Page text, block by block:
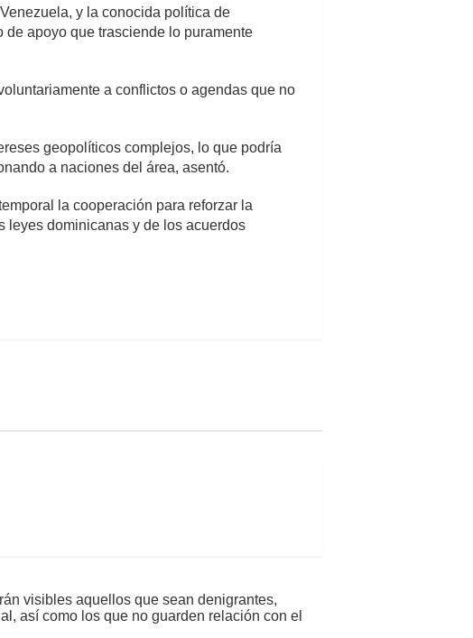
y la conocida política de
apoyo que trasciende lo puramente
a conflictos o agendas que no
geopolíticos complejos, lo que podría
a naciones del área, asentó.
la cooperación para reforzar la
leyes dominicanas y de los acuerdos
visibles aquellos que sean denigrantes,
así como los que no guarden relación con el